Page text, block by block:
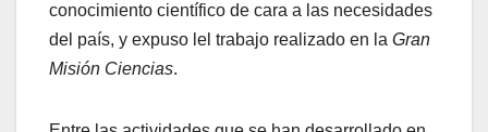
conocimiento científico de cara a las necesidades
del país, y expuso lel trabajo realizado en la Gran
Misión Ciencias.